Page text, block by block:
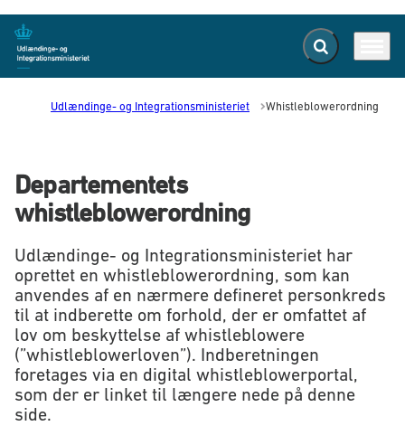
Gå til forsiden Fold søgefelt ud
Udlændinge- og Integrationsministeriet Whistleblowerordning
Departementets
whistleblowerordning
Udlændinge- og Integrationsministeriet har
oprettet en whistleblowerordning, som kan
anvendes af en nærmere defineret personkreds
til at indberette om forhold, der er omfattet af
lov om beskyttelse af whistleblowere
(”whistleblowerloven”). Indberetningen
foretages via en digital whistleblowerportal,
som der er linket til længere nede på denne
side.